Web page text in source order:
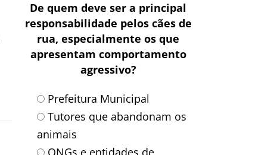
De quem deve ser a principal
responsabilidade pelos cães de
rua, especialmente os que
apresentam comportamento
agressivo?
Prefeitura Municipal
Tutores que abandonam os
animais